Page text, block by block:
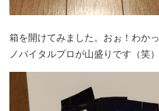
箱を開けてみました。おぉ！わか
ノバイタルプロが山盛りです（笑）